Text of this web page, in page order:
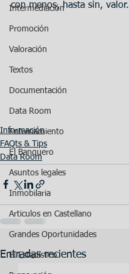
Intermediación
Promoción
Valoración
Textos
Documentación
Data Room
Entrenamiento
El Banquero
Asuntos legales
Inmobilaria
Articulos en Castellano
Grandes Oportunidades
El Estadístico
con menos, hasta sin, valor.
Información
FAQts & Tips
Data Room
Entradas recientes